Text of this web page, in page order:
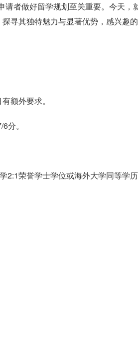
者做好留学规划至关重要。今天，
寻其独特魅力与显著优势，感兴趣
额外要求‌。
分‌。
2:1荣誉学士学位或海外大学同等学历